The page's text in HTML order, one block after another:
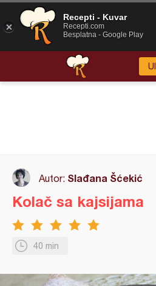
Autor: Slađana Šćekić
40 min
Kolač sa kajsijama
Recepti - Kuvar
Recepti.com
Besplatna - Google Play